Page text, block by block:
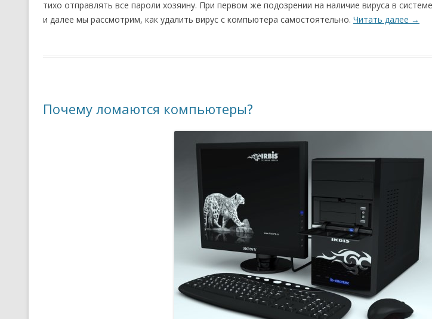
тихо отправлять все пароли хозяину. При первом же подозрении на наличие вируса в
и далее мы рассмотрим, как удалить вирус с компьютера самостоятельно. Читать далее →
Почему ломаются компьютеры?